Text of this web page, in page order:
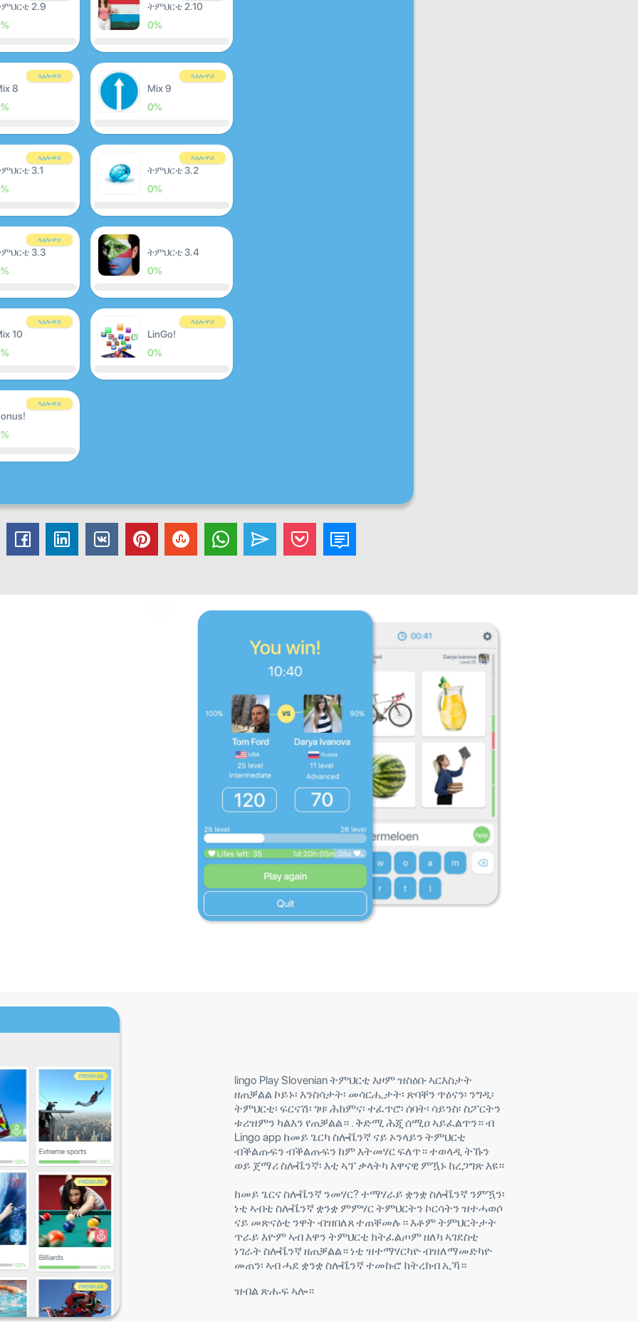
2.9
ትምህርቲ 2.10
0%
ላዕሎዋይ
8
ላዕሎዋይ
Mix 9
0%
ላዕሎዋይ
3.1
ላዕሎዋይ
ትምህርቲ 3.2
0%
ላዕሎዋይ
3.3
ትምህርቲ 3.4
0%
ላዕሎዋይ
10
ላዕሎዋይ
LinGo!
0%
ላዕሎዋይ
lingo Play Slovenian ትምህርቲ እዞም ዝስዕቡ ኣርእስታት
ዘጠቓልል ኮይኑ፡ እንስሳታት፡ መሳርሒታት፡ ጽባቐን ጥዕናን፡ ንግዲ፡
ትምህርቲ፡ ፍርናሽ፡ ገዛ፡ ሕክምና፡ ተፈጥሮ፡ ሰባት፡ ሳይንስ፡ ስፖርትን
ቱሪዝምን ካልእን የጠቓልል። . ቅድሚ ሕጂ ሰሚዐ ኣይፈልጥን። ብ
Lingo app ከመይ ጌርካ ስሎቬንኛ ናይ ኦንላይን ትምህርቲ
ብቕልጡፍን ብቕልጡፍን ከም እትመሃር ፍለጥ። ተወላዲ ትኹን
ወይ ጀማሪ ስሎቬንኛ፡ እቲ ኣፕ ቃላትካ እዋናዊ ምዃኑ ከረጋግጽ እዩ።
ከመይ ጌርና ስሎቬንኛ ንመሃር? ተማሃራይ ቋንቋ ስሎቬንኛ ንምዃን፡
ነቲ ኣብቲ ስሎቬንኛ ቋንቋ ምምሃር ትምህርትን ኮርሳትን ዝተሓወሶ
ናይ መጽናዕቲ ንዋት ብዝበለጸ ተጠቐመሉ። እቶም ትምህርትታት
ጥራይ እዮም ኣብ እዋን ትምህርቲ ክትፈልጦም ዘለካ ኣገደስቲ
ነገራት ስሎቬንኛ ዘጠቓልል። ነቲ ዝተማሃርካዮ ብዝለማመድካዮ
መጠን፡ ኣብ ሓደ ቋንቋ ስሎቬንኛ ተመኩሮ ክትረክብ ኢኻ።
ዝብል ጽሑፍ ኣሎ።